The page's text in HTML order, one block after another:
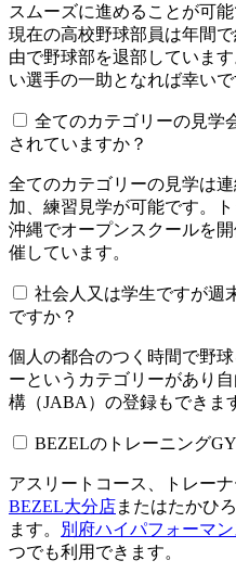
スムーズに進めることが可能
現在の高校野球部員は年間
由で野球部を退部していま
い選手の一助となれば幸いで
全てのカテゴリーの見学
されていますか？​​​​​
全てのカテゴリーの見学は
加、練習見学が可能です。
沖縄でオープンスクールを
催しています。
社会人又は学生ですが週
ですか？
個人の都合のつく時間で野
ーというカテゴリーがあり
構（JABA）の登録もできま
BEZELのトレーニング
アスリートコース、トレー
BEZEL大分店またはたかひ
ます。
別府ハイパフォーマ
つでも利用できます。